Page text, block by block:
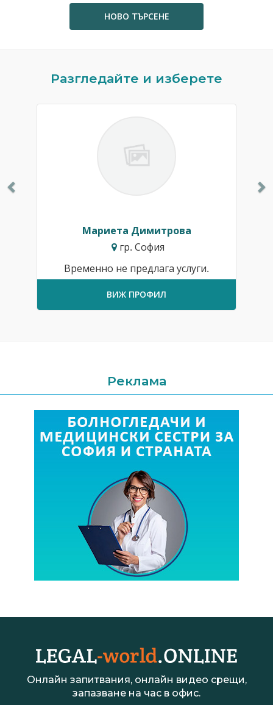
НОВО ТЪРСЕНЕ
Разгледайте и изберете
Мариета Димитрова
гр. София
Временно не предлага услуги.
ВИЖ ПРОФИЛ
Реклама
Онлайн запитвания, онлайн видео срещи,
запазване на час в офис.